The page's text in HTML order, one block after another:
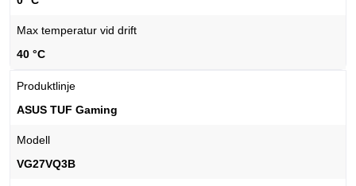
Max temperatur vid drift
40 °C
Produktlinje
ASUS TUF Gaming
Modell
VG27VQ3B